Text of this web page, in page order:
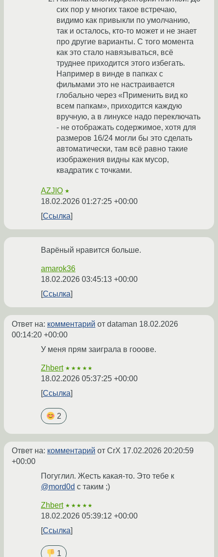
сих пор у многих такое встречаю,
видимо как привыкли по умолчанию,
так и осталось, кто-то может и не знает
про другие варианты. С того момента
как это стало навязываться, всё
труднее приходится этого избегать.
Например в винде в папках с
фильмами это не настраивается
глобально через «Применить вид ко
всем папкам», приходится каждую
вручную, а в линуксе надо переключать
- не отображать содержимое, хотя для
размеров 16/24 могли бы это сделать
автоматически, там всё равно такие
изображения видны как мусор,
квадратик с точками.
AZJIO ★
18.02.2026 01:27:25 +00:00
Ссылка
Варёный нравится больше.
amarok36
18.02.2026 03:45:13 +00:00
Ссылка
Ответ на: комментарий от dataman 18.02.2026
00:14:20 +00:00
У меня прям заиграла в гооове.
Zhbert ★★★★★
18.02.2026 05:37:25 +00:00
Ссылка
2
Ответ на: комментарий от CrX 17.02.2026 20:20:59
+00:00
Погуглил. Жесть какая-то. Это тебе к
@mord0d с таким ;)
Zhbert ★★★★★
18.02.2026 05:39:12 +00:00
Ссылка
1